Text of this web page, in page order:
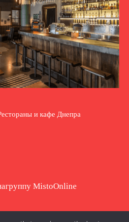
и кафе Днепра
MistoOnline